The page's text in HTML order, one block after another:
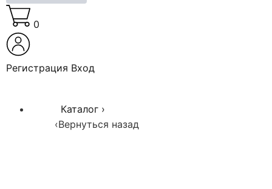
0
Регистрация Вход
Каталог ›
‹Вернуться назад